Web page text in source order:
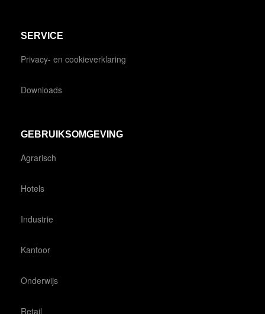
SERVICE
Privacy- en cookieverklaring
Downloads
GEBRUIKSOMGEVING
Agrarisch
Hotels
Industrie
Kantoor
Onderwijs
Retail